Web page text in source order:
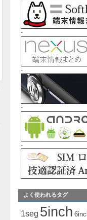
-
-
-
-
よく使われるタグ
1seg 5inch